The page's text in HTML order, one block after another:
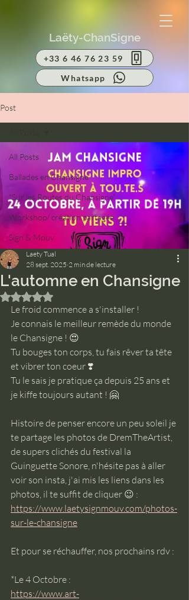
Laëty-ChanSigne
+33 6 46 76 23 59
Whatsapp
Post
All Posts
Ballades en Chansigne
"Sur les Routes du Chansigne"
Workshop/ création partagée
Sign & Mouv
L'automne en Chansigne
Laety Tual
28 sept. 2025 2 min de lecture
Noté NaN étoiles sur 5.
Le froid commence a s'installer !
Je connais le meilleur remède du monde
le Chansigne ! 😍
Tu bouges ton corps, tu fais rêver ta tête
et vibrer ton coeur ❣️
Tu le sais je pratique ça depuis 25 ans et
je kiffe toujours autant ! 🤗
Histoire de penser encore un peu soleil je
te partage les photos de DremTheArtist,
de supers clichés du festival la
Guinguette Sonore, n'hésite pas à aller
voir son insta, j'ai mis les liens dans les
photos, il te suffit de cliquer 😉 :
https://www.laetysignmouv.com/photos-
sur-le-chansigne
Et pour se réchauffer, nos prochains rdv :
*Le 4 Octobre :
https://www.art-